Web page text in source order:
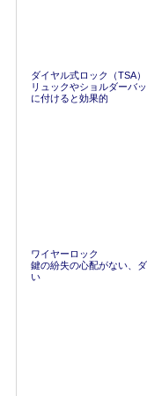
ダイヤル式ロック（TSA）
リュックやショルダーバ
に付けると効果的
ワイヤーロック
鍵の紛失の心配がない、
い